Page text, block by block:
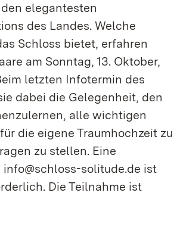
elegantesten
des Landes. Welche
Schloss bietet, erfahren
am Sonntag, 13. Oktober,
letzten Infotermin des
dabei die Gelegenheit, den
alle wichtigen
die eigene Traumhochzeit zu
zu stellen. Eine
solitude.de ist
Die Teilnahme ist